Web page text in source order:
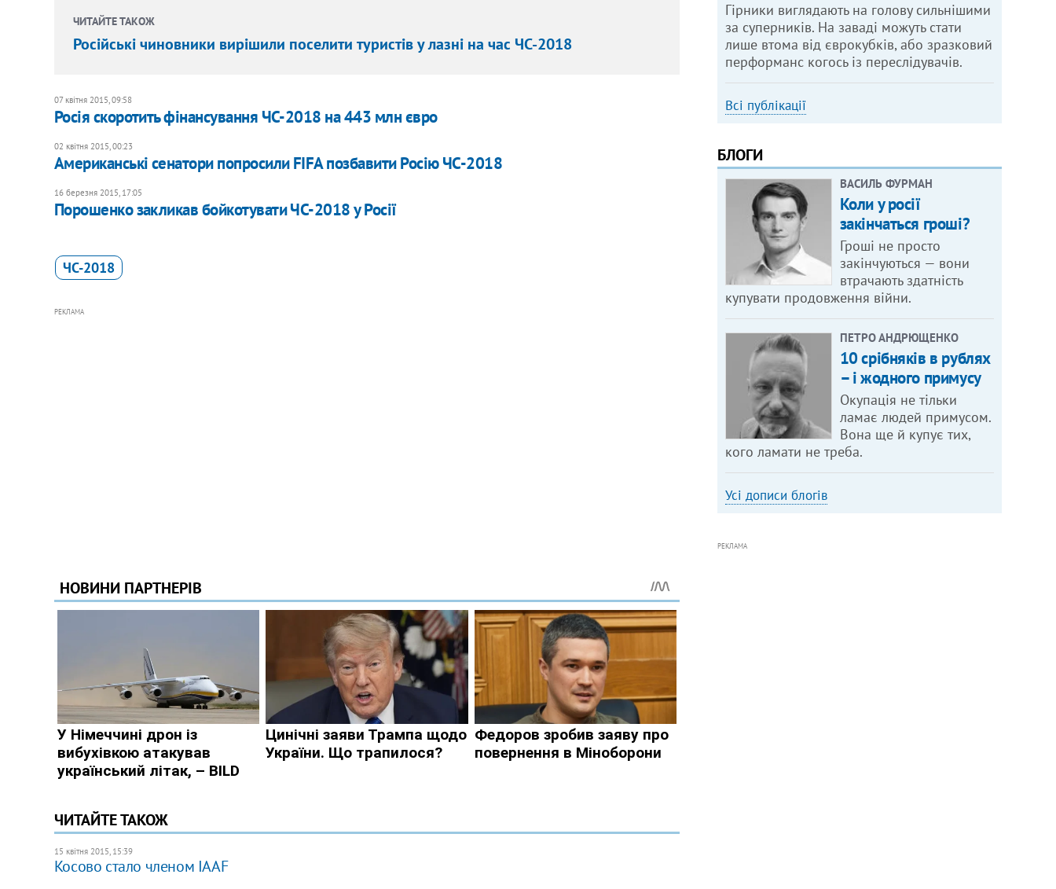
ЧИТАЙТЕ ТАКОЖ
Російські чиновники вирішили поселити туристів у лазні на час ЧС-2018
07 квітня 2015, 09:58
Росія скоротить фінансування ЧС-2018 на 443 млн євро
02 квітня 2015, 00:23
Американські сенатори попросили FIFA позбавити Росію ЧС-2018
16 березня 2015, 17:05
Порошенко закликав бойкотувати ЧС-2018 у Росії
ЧC-2018
РЕКЛАМА
ЧИТАЙТЕ ТАКОЖ
15 квітня 2015, 15:39
Косово стало членом IAAF
Гірники виглядають на голову сильнішими
за суперників. На заваді можуть стати
лише втома від єврокубків, або зразковий
перформанс когось із переслідувачів.
Всі публікації
БЛОГИ
ВАСИЛЬ ФУРМАН
Коли у росії
закінчаться гроші?
Гроші не просто
закінчуються — вони
втрачають здатність
купувати продовження війни.
ПЕТРО АНДРЮЩЕНКО
10 срібняків в рублях
– і жодного примусу
Окупація не тільки
ламає людей примусом.
Вона ще й купує тих,
кого ламати не треба.
Усі дописи блогів
РЕКЛАМА